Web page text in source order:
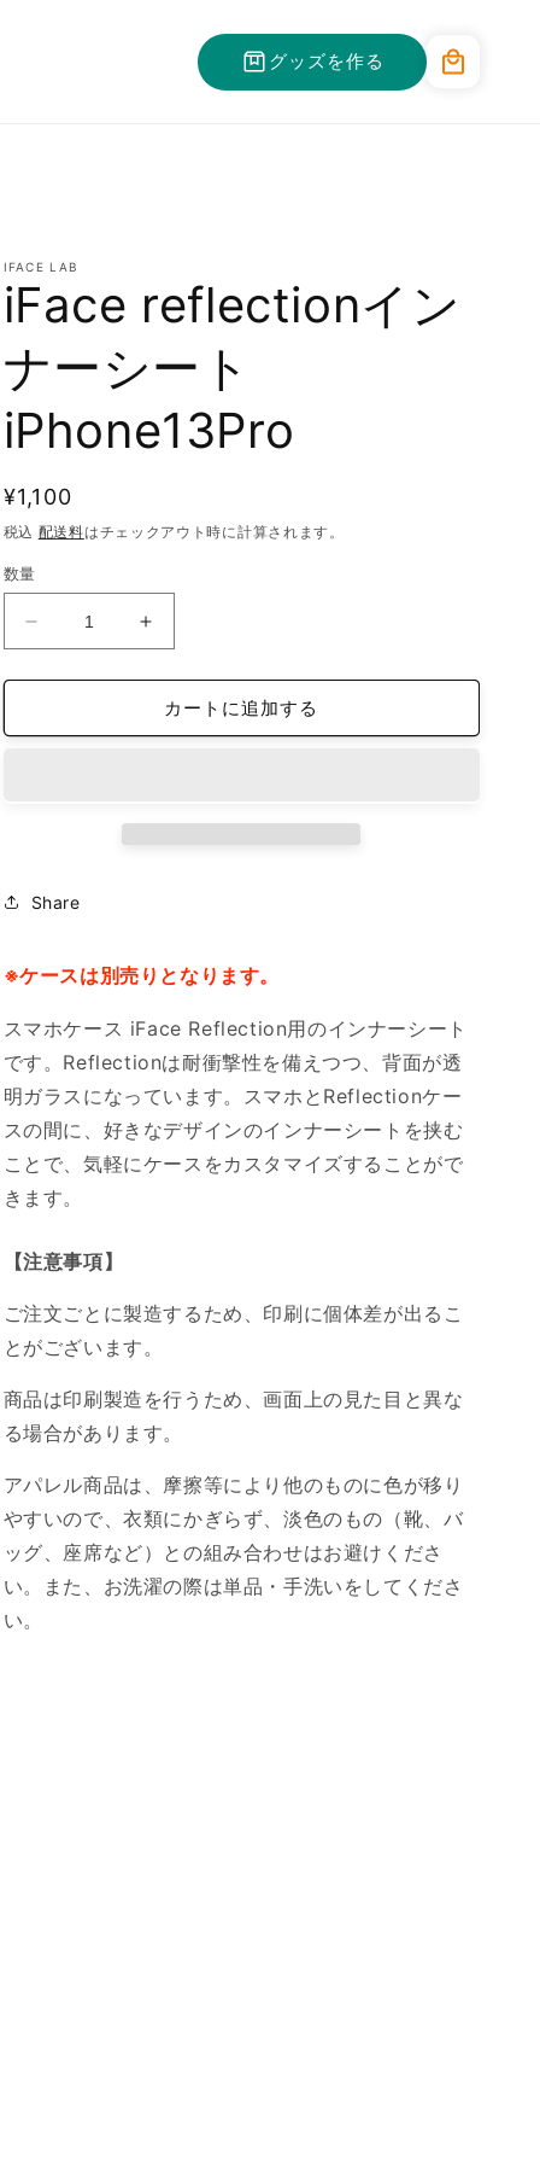
グッズを作る
ー
IFACE LAB
iFace reflectionイン
ナーシート
iPhone13Pro
通
常
価
格
¥1,100
税込 配送料はチェックアウト時に計算されます。
数量
reflection
イ
ナ
の
量
減
ら
す
iFace
reflection
イ
ン
ナ
ー
量
増
や
す
カートに追加する
Share
※ケースは別売りとなります。
スマホケース iFace Reflection用のインナーシート
です。Reflectionは耐衝撃性を備えつつ、背面が透
明ガラスになっています。スマホとReflectionケー
スの間に、好きなデザインのインナーシートを挟む
ことで、気軽にケースをカスタマイズすることがで
きます。
【注意事項】
ご注文ごとに製造するため、印刷に個体差が出るこ
とがございます。
商品は印刷製造を行うため、画面上の見た目と異な
る場合があります。
アパレル商品は、摩擦等により他のものに色が移り
やすいので、衣類にかぎらず、淡色のもの（靴、バ
ッグ、座席など）との組み合わせはお避けくださ
い。また、お洗濯の際は単品・手洗いをしてくださ
い。